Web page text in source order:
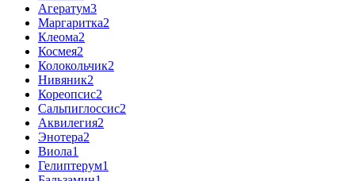
Агератум3
Маргаритка2
Клеома2
Космея2
Колокольчик2
Нивяник2
Кореопсис2
Сальпиглоссис2
Аквилегия2
Энотера2
Виола1
Гелиптерум1